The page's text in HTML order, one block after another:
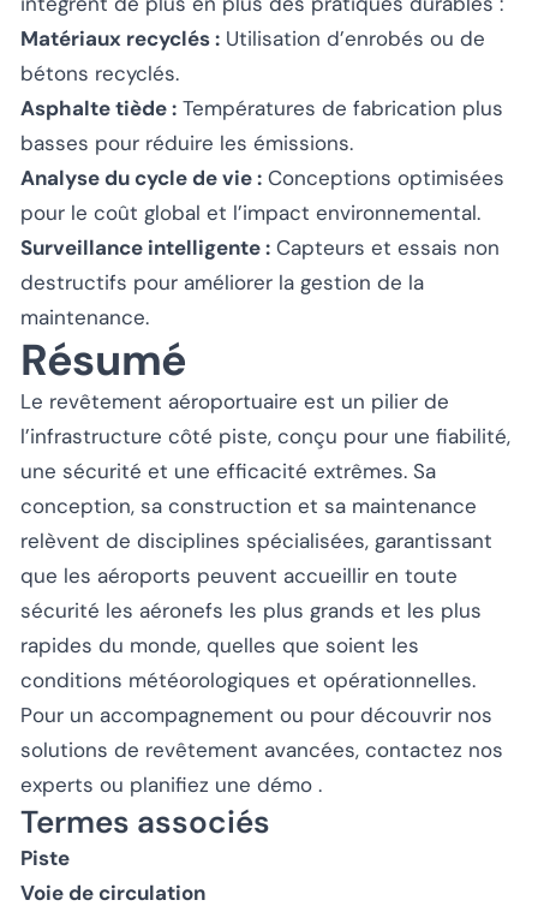
Matériaux recyclés : Utilisation d’enrobés ou de
bétons recyclés.
Asphalte tiède : Températures de fabrication plus
basses pour réduire les émissions.
Analyse du cycle de vie : Conceptions optimisées
pour le coût global et l’impact environnemental.
Surveillance intelligente : Capteurs et essais non
destructifs pour améliorer la gestion de la
maintenance.
Résumé
Le revêtement aéroportuaire est un pilier de
l’infrastructure côté piste, conçu pour une fiabilité,
une sécurité et une efficacité extrêmes. Sa
conception, sa construction et sa maintenance
relèvent de disciplines spécialisées, garantissant
que les aéroports peuvent accueillir en toute
sécurité les aéronefs les plus grands et les plus
rapides du monde, quelles que soient les
conditions météorologiques et opérationnelles.
Pour un accompagnement ou pour découvrir nos
solutions de revêtement avancées, contactez nos
experts ou planifiez une démo .
Termes associés
Piste
Voie de circulation